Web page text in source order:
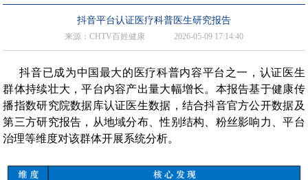
抖音平台认证医疗科普医生研究报告
来源：CHTV百姓健康 2026-05-09 17:14:40
抖音已成为中国最大的医疗科普内容平台之一，认证医生
群体持续壮大，平台内容产出量大幅增长。本报告基于健康传
播指数研究院数据库认证医生数据，结合抖音官方公开数据及
第三方研究报告，从地域分布、性别结构、粉丝影响力、平台
治理等维度对该群体开展系统分析。